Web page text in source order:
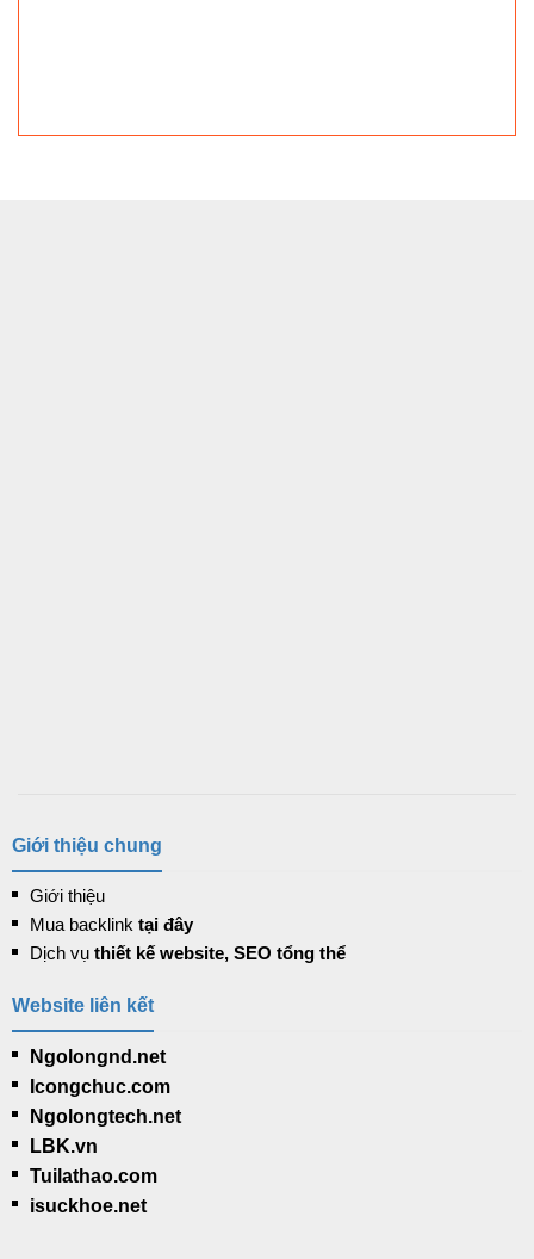
Giới thiệu chung
Giới thiệu
Mua backlink tại đây
Dịch vụthiết kế website, SEO tổng thể
Website liên kết
Ngolongnd.net
Icongchuc.com
Ngolongtech.net
LBK.vn
Tuilathao.com
isuckhoe.net